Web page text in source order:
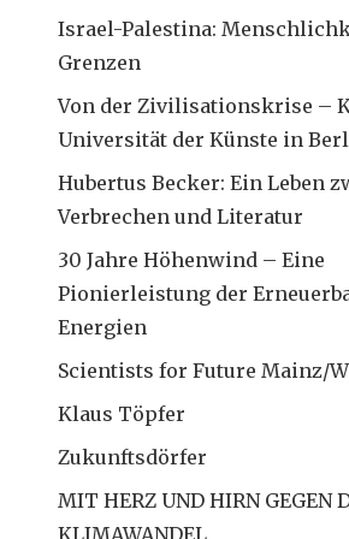
Israel-Palestina:
Grenzen
Von der Zivilisationskrise –
Universität der Künste in
Hubertus Becker: Ein Leben
Verbrechen und Literatur
30 Jahre Höhenwind – Eine
Pionierleistung der
Energien
Scientists for Future Mainz/
Klaus Töpfer
Zukunftsdörfer
MIT HERZ UND HIRN GEGEN